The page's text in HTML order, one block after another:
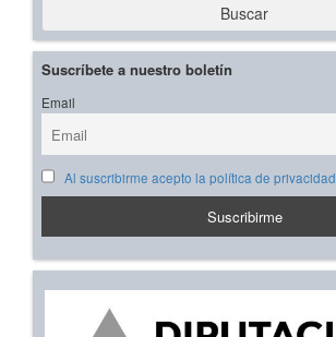
Buscar
Suscríbete a nuestro boletín
Email
Al suscribirme acepto la política de privacidad